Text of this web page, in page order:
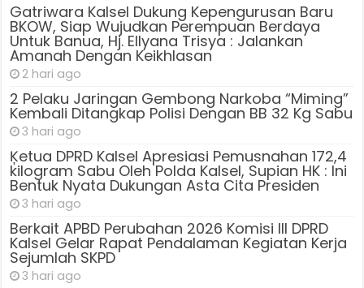
Gatriwara Kalsel Dukung Kepengurusan Baru
BKOW, Siap Wujudkan Perempuan Berdaya
Untuk Banua, Hj. Ellyana Trisya : Jalankan
Amanah Dengan Keikhlasan
2 hari ago
2 Pelaku Jaringan Gembong Narkoba “Miming”
Kembali Ditangkap Polisi Dengan BB 32 Kg Sabu
3 hari ago
Ķetua DPRD Kalsel Apresiasi Pemusnahan 172,4
kilogram Sabu Oleh Polda Kalsel, Supian HK : Ini
Bentuk Nyata Dukungan Asta Cita Presiden
3 hari ago
Berkait APBD Perubahan 2026 Komisi III DPRD
Kalsel Gelar Rapat Pendalaman Kegiatan Kerja
Sejumlah SKPD
3 hari ago